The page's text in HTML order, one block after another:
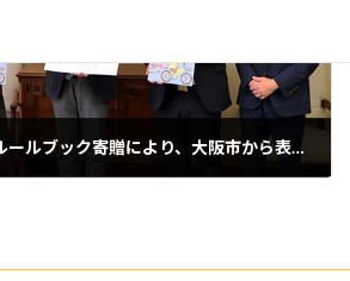
【自転車マナー・ルールブック寄贈により、大阪市から表彰状を授与されました！】